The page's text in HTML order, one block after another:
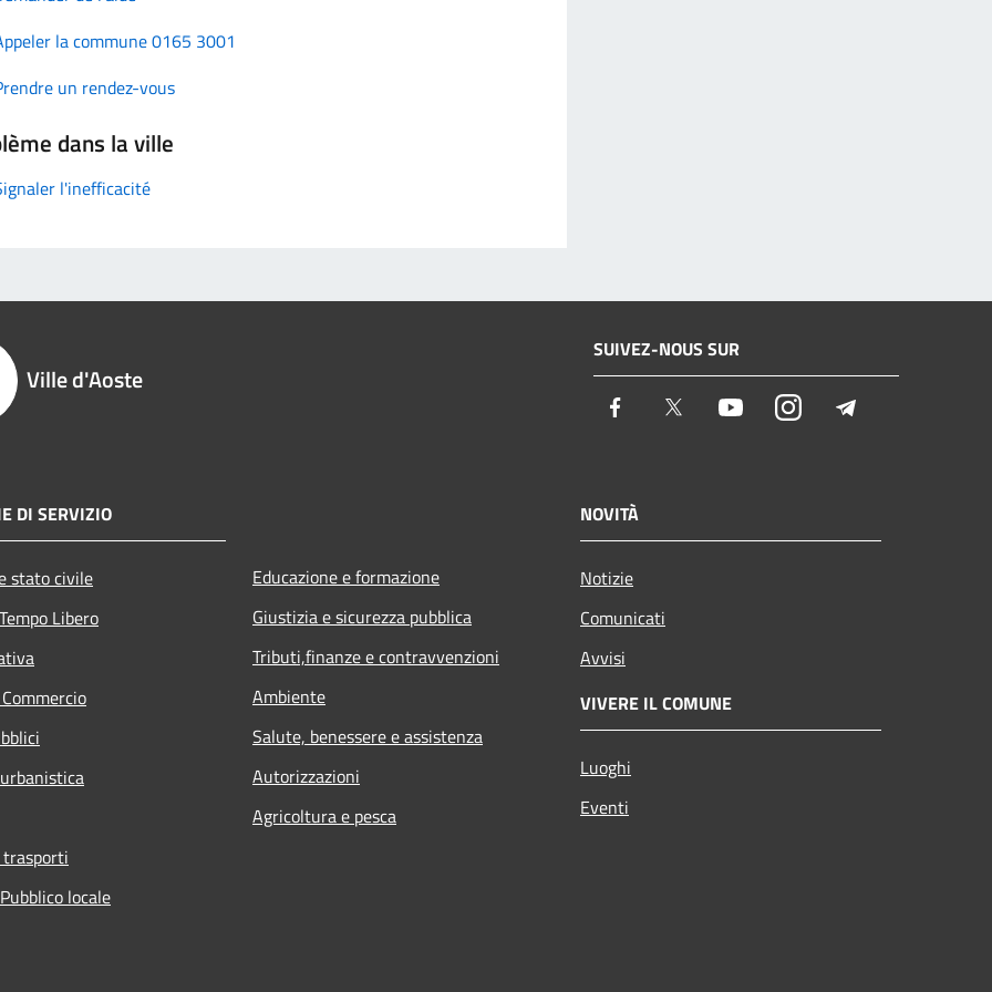
la commune 0165 3001
un rendez-vous
dans la ville
l'inefficacité
Ville d'Aoste
SUIVEZ-NOUS SUR
Facebook Twitter YoutubeInstagram
DI SERVIZIO
stato civile
Libero
locale
Educazione e formazione
Giustizia e sicurezza pubblica
Tributi,finanze e contravvenzioni
Ambiente
Salute, benessere e assistenza
Autorizzazioni
Agricoltura e pesca
NOVITÀ
Notizie
Comunicati
Avvisi
VIVERE IL COMUNE
Luoghi
Eventi